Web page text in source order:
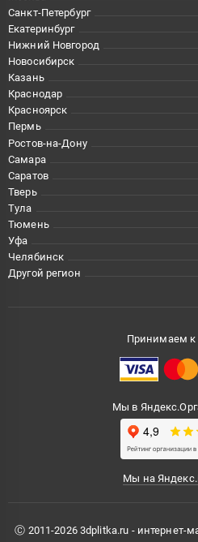
Санкт-Петербург
Екатеринбург
Нижний Новгород
Новосибирск
Казань
Краснодар
Красноярск
Пермь
Ростов-на-Дону
Самара
Саратов
Тверь
Тула
Тюмень
Уфа
Челябинск
Другой регион
Принимаем к
Мы в
Мы на
Ⓒ 2011-2026 3dplitka.ru - интернет-